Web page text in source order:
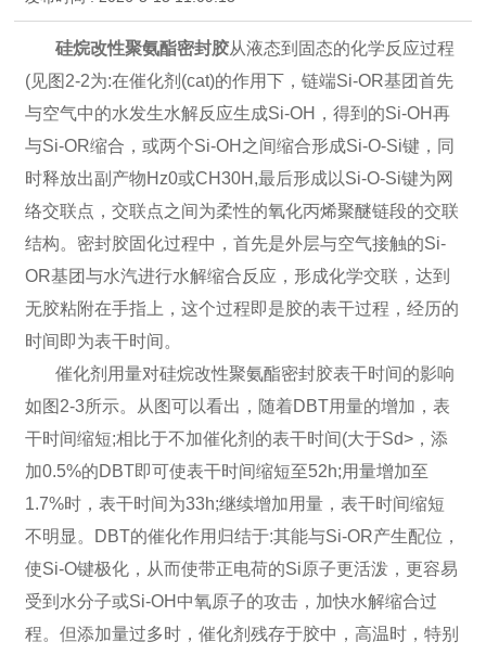
硅烷改性聚氨酯密封胶从液态到固态的化学反应过程
(见图2-2为:在催化剂(cat)的作用下，链端Si-OR基团首先
与空气中的水发生水解反应生成Si-OH，得到的Si-OH再
与Si-OR缩合，或两个Si-OH之间缩合形成Si-O-Si键，同
时释放出副产物Hz0或CH30H,最后形成以Si-O-Si键为网
络交联点，交联点之间为柔性的氧化丙烯聚醚链段的交联
结构。密封胶固化过程中，首先是外层与空气接触的Si-
OR基团与水汽进行水解缩合反应，形成化学交联，达到
无胶粘附在手指上，这个过程即是胶的表干过程，经历的
时间即为表干时间。
催化剂用量对硅烷改性聚氨酯密封胶表干时间的影响
如图2-3所示。从图可以看出，随着DBT用量的增加，表
干时间缩短;相比于不加催化剂的表干时间(大于Sd>，添
加0.5%的DBT即可使表干时间缩短至52h;用量增加至
1.7%时，表干时间为33h;继续增加用量，表干时间缩短
不明显。DBT的催化作用归结于:其能与Si-OR产生配位，
使Si-O键极化，从而使带正电荷的Si原子更活泼，更容易
受到水分子或Si-OH中氧原子的攻击，加快水解缩合过
程。但添加量过多时，催化剂残存于胶中，高温时，特别